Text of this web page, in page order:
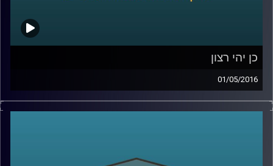
כן יהי רצון
01/05/2016
דוקטור דניאל לוי, פסיכולוג קוגנטיבי, חוקר
שנתחיל להכיר בסתירות הקוגנטיביות שבתוכנו,